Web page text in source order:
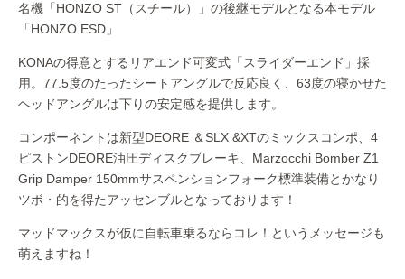
名機「HONZO ST（スチール）」の後継モデルとなる本モデル
「HONZO ESD」
KONAの得意とするリアエンド可変式「スライダーエンド」採
用。77.5度のたったシートアングルで反応良く、63度の寝かせた
ヘッドアングルは下りの安定感を提供します。
コンポーネントは新型DEORE ＆SLX &XTのミックスコンポ、4
ピストンDEORE油圧ディスクブレーキ、Marzocchi Bomber Z1
Grip Damper 150mmサスペンションフォーク標準装備とかなり
ツボ・的を得たアッセンブルとなっております！
マッドマックスが仮に自転車乗るならコレ！というメッセージも
萌えますね！